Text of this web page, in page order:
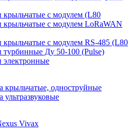
с модулем (L80
с модулем LoRaWAN
с модулем RS-485 (L80
турбинные Ду 50-100 (Pulse)
электронные
крыльчатые, одноструйные
ультразвуковые
Vivax